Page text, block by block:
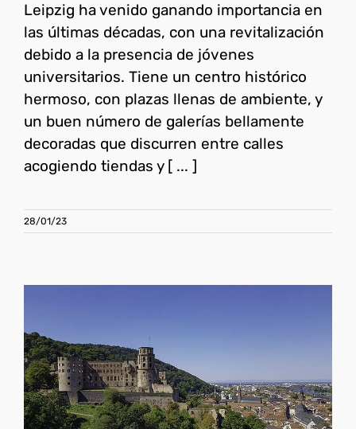
Leipzig ha venido ganando importancia en
las últimas décadas, con una revitalización
debido a la presencia de jóvenes
universitarios. Tiene un centro histórico
hermoso, con plazas llenas de ambiente, y
un buen número de galerías bellamente
decoradas que discurren entre calles
acogiendo tiendas y [ ... ]
28/01/23
Visitar el Castillo de
Heidelberg